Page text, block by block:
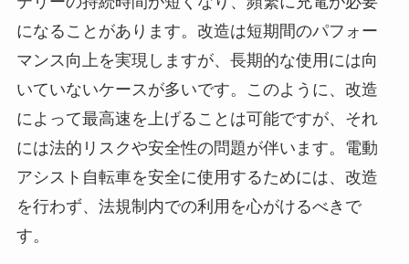
になることがあります。改造は短期間のパフォー
マンス向上を実現しますが、長期的な使用には向
いていないケースが多いです。このように、改造
によって最高速を上げることは可能ですが、それ
には法的リスクや安全性の問題が伴います。電動
アシスト自転車を安全に使用するためには、改造
を行わず、法規制内での利用を心がけるべきで
す。